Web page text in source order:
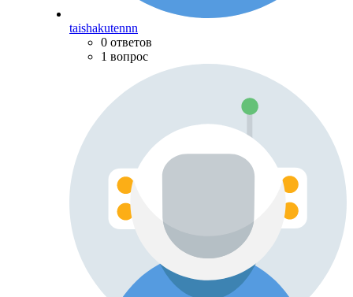
taishakutennn
0 ответов
1 вопрос